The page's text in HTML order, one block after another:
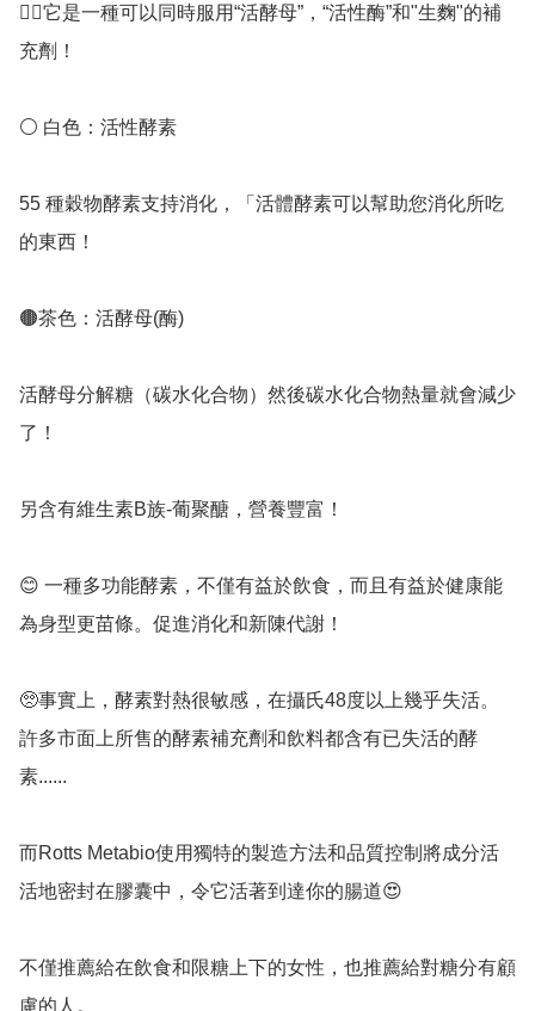
👉🏻它是一種可以同時服用“活酵母”，“活性酶”和"生麴"的補
充劑！
⚪️ 白色：活性酵素
55 種穀物酵素支持消化，「活體酵素可以幫助您消化所吃
的東西！
🟤茶色：活酵母(酶)
活酵母分解糖（碳水化合物）然後碳水化合物熱量就會減少
了！
另含有維生素B族-葡聚醣，營養豐富！
😊 一種多功能酵素，不僅有益於飲食，而且有益於健康能
為身型更苗條。促進消化和新陳代謝！
🥺事實上，酵素對熱很敏感，在攝氏48度以上幾乎失活。
許多市面上所售的酵素補充劑和飲料都含有已失活的酵
素......
而Rotts Metabio使用獨特的製造方法和品質控制將成分活
活地密封在膠囊中，令它活著到達你的腸道😍
不僅推薦給在飲食和限糖上下的女性，也推薦給對糖分有顧
慮的人。